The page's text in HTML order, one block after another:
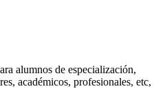
alumnos de especialización,
académicos, profesionales, etc,